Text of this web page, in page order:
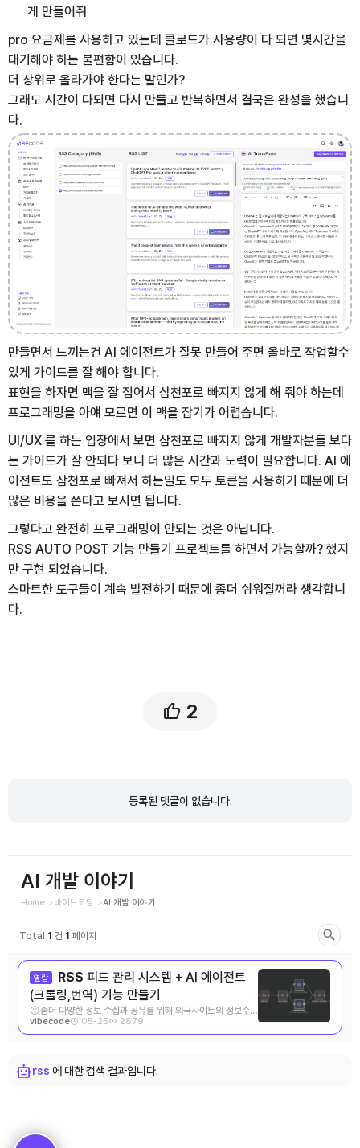
게 만들어줘
pro 요금제를 사용하고 있는데 클로드가 사용량이 다 되면 몇시간을
대기해야 하는 불편함이 있습니다.
더 상위로 올라가야 한다는 말인가?
그래도 시간이 다되면 다시 만들고 반복하면서 결국은 완성을 했습니
다.
만들면서 느끼는건 AI 에이전트가 잘못 만들어 주면 올바로 작업할수
있게 가이드를 잘 해야 합니다.
표현을 하자면 맥을 잘 집어서 삼천포로 빠지지 않게 해 줘야 하는데
프로그래밍을 아얘 모르면 이 맥을 잡기가 어렵습니다.
UI/UX 를 하는 입장에서 보면 삼천포로 빠지지 않게 개발자분들 보다
는 가이드가 잘 안되다 보니 더 많은 시간과 노력이 필요합니다. AI 에
이전트도 삼천포로 빠져서 하는일도 모두 토큰을 사용하기 때문에 더
많은 비용을 쓴다고 보시면 됩니다.
그렇다고 완전히 프로그래밍이 안되는 것은 아닙니다.
RSS AUTO POST 기능 만들기 프로젝트를 하면서 가능할까? 했지
만 구현 되었습니다.
스마트한 도구들이 계속 발전하기 때문에 좀더 쉬워질꺼라 생각합니
다.
2
등록된 댓글이 없습니다.
AI 개발 이야기
Home 바이브코딩 AI 개발 이야기
Total 1 건 1 페이지
열람 RSS 피드 관리 시스템 + AI 에이전트
(크롤링,번역) 기능 만들기
😗좀더 다양한 정보 수집과 공유를 위해 외국사이트의 정보수집
자동화 아이디어를 떠 올렸습니다. n8n 을 이 ...
vibecode 05-25 2879
rss 에 대한 검색 결과입니다.